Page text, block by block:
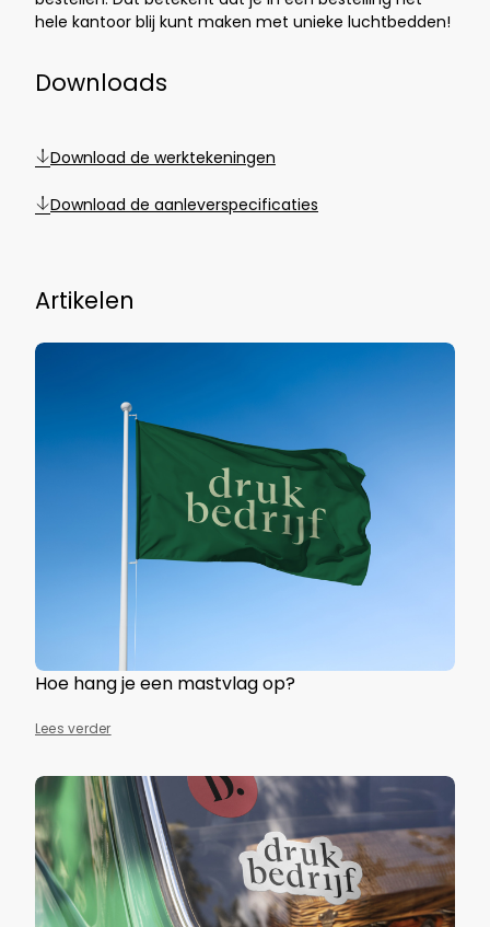
hele kantoor blij kunt maken met unieke luchtbedden!
Downloads
Download de werktekeningen
Download de aanleverspecificaties
Artikelen
Hoe hang je een mastvlag op?
Lees verder